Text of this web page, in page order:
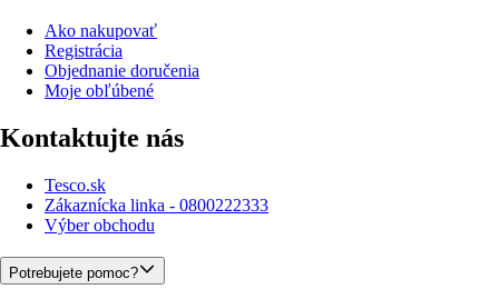
Ako nakupovať
Registrácia
Objednanie doručenia
Moje obľúbené
Kontaktujte nás
Tesco.sk
Zákaznícka linka - 0800222333
Výber obchodu
Potrebujete pomoc?